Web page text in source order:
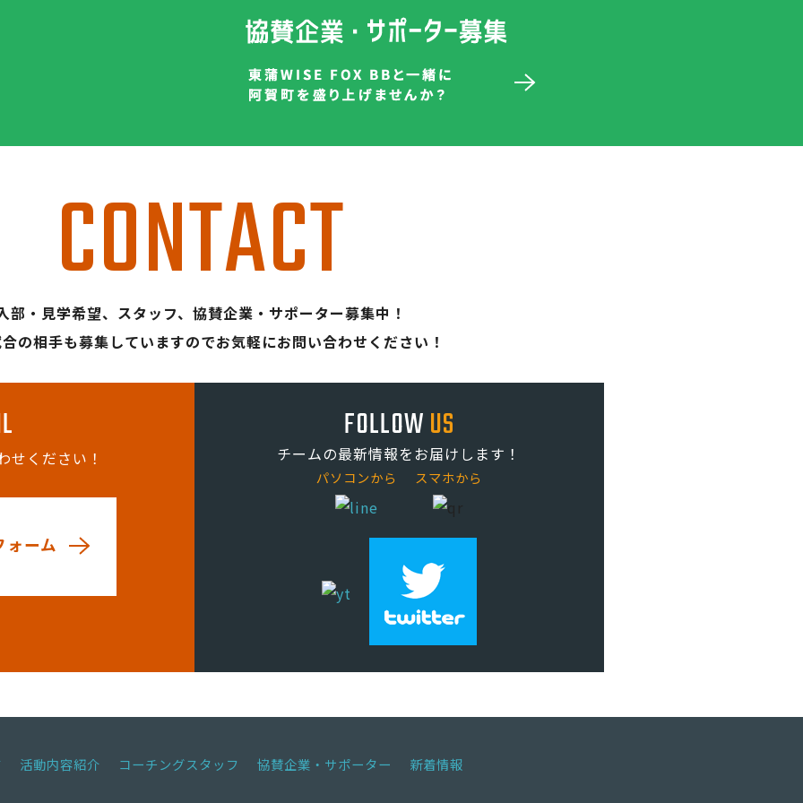
CONTACT
部・見学希望、スタッフ、 協賛企業・サポーター募集中！
の相手も募集していますのでお気軽にお問い合わせください！
せください！
ォーム
FOLLOWUS
チームの最新情報をお届けします！
パソコンから スマホから
活動内容紹介 コーチングスタッフ 協賛企業・サポーター 新着情報